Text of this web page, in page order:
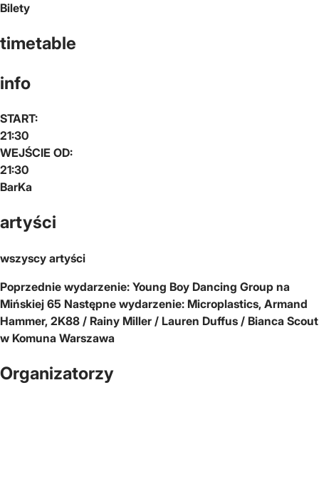
Bilety
timetable
info
START:
21:30
WEJŚCIE OD:
21:30
BarKa
artyści
wszyscy artyści
Poprzednie wydarzenie: Young Boy Dancing Group na
Mińskiej 65 Następne wydarzenie: Microplastics, Armand
Hammer, 2K88 / Rainy Miller / Lauren Duffus / Bianca Scout
w Komuna Warszawa
Organizatorzy